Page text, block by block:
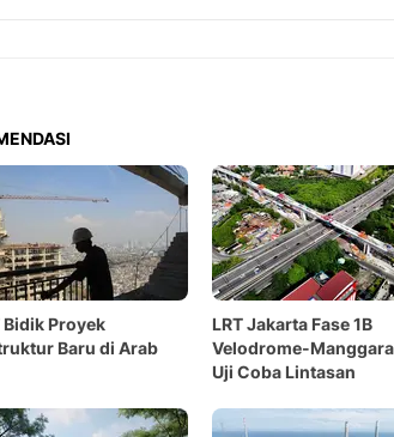
Bidik Proyek
Baru di Arab
LRT Jakarta Fase 1B
Velodrome-
Uji Coba Lintasan